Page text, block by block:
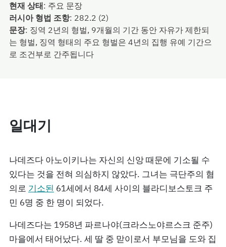
현재 상태: 주요 문장
러시아 형법 조항: 282.2 (2)
문장: 징역 2년의 형벌, 9개월의 기간 동안 자유가 제한되
는 형벌, 징역 형태의 주요 형벌은 4년의 집행 유예 기간으
로 조건부로 간주됩니다
일대기
나데즈다 아노이키나는 자신의 신앙 때문에 기소될 수
있다는 것을 전혀 의심하지 않았다. 그녀는 극단주의 혐
의로 기소된 61세에서 84세 사이의 블라디보스토크 주
민 6명 중 한 명이 되었다.
나데즈다는 1958년 파르나야(크라스노야르스크 준주)
마을에서 태어났다. 세 딸 중 맏이로서 부모님을 도와 집